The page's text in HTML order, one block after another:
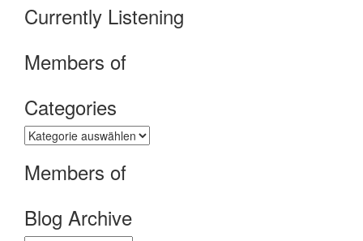
Currently Listening
Members of
Categories
Categories
Members of
Blog Archive